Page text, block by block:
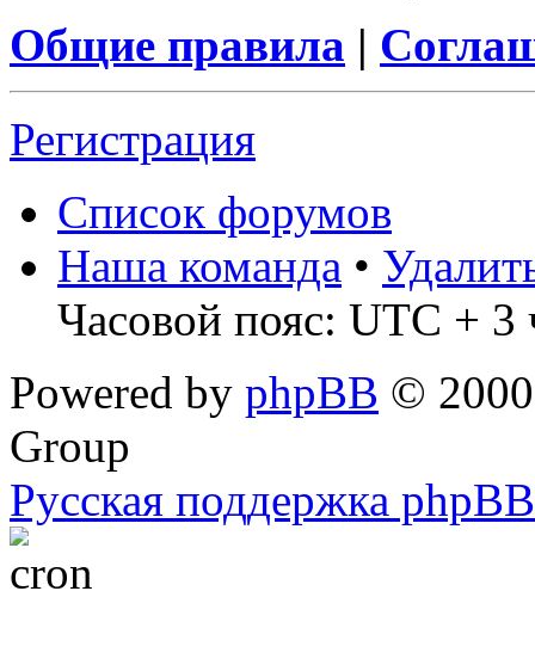
Общие правила |
Регистрация
Список форумов
Наша команда •
Часовой пояс: UTC + 3
Powered by phpBB ©
Group
Русская поддержка phpBB